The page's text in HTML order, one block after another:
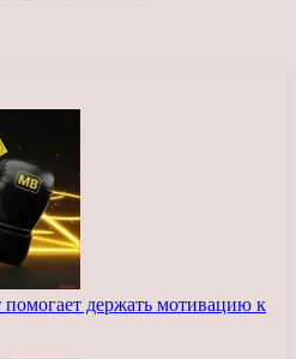
держать мотивацию к